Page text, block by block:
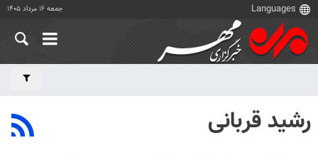
جمعه ۱۶ مرداد ۱۴۰۵
رشید قربانی